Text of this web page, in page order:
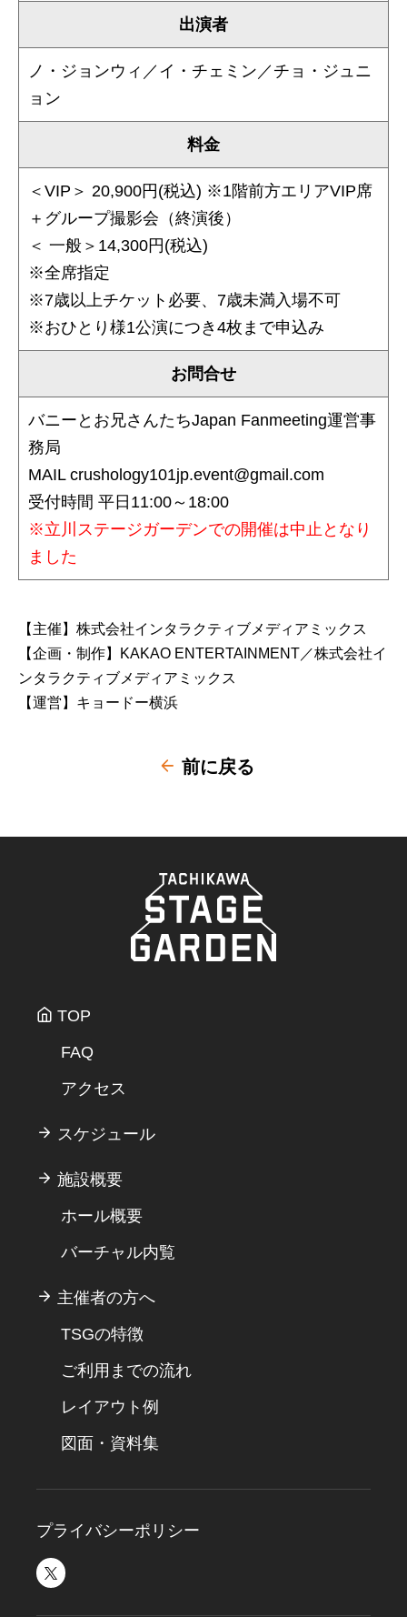
出演者
ノ・ジョンウィ／イ・チェミン／チョ・ジュニ
ョン
料金
＜VIP＞ 20,900円(税込) ※1階前方エリアVIP席
＋グループ撮影会（終演後）
＜ 一般＞14,300円(税込)
※全席指定
※7歳以上チケット必要、7歳未満入場不可
※おひとり様1公演につき4枚まで申込み
お問合せ
バニーとお兄さんたちJapan Fanmeeting運営事
務局
MAIL crushology101jp.event@gmail.com
受付時間 平日11:00～18:00
※立川ステージガーデンでの開催は中止となり
ました
【主催】株式会社インタラクティブメディアミックス
【企画・制作】KAKAO ENTERTAINMENT／株式会社イ
ンタラクティブメディアミックス
【運営】キョードー横浜
前に戻る
TOP
FAQ
アクセス
スケジュール
施設概要
ホール概要
バーチャル内覧
主催者の方へ
TSGの特徴
ご利用までの流れ
レイアウト例
図面・資料集
プライバシーポリシー